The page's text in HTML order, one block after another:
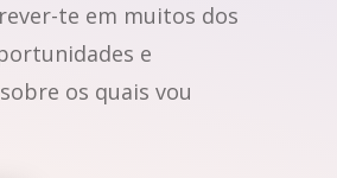
te em muitos dos
e
os quais vou